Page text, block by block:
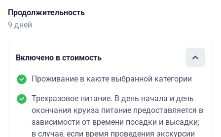
Продолжительность
9 дней
Включено в стоимость
Проживание в каюте выбранной категории
Трехразовое питание. В день начала и день
окончания круиза питание предоставляется в
зависимости от времени посадки и высадки;
в случае, если время проведения экскурсии